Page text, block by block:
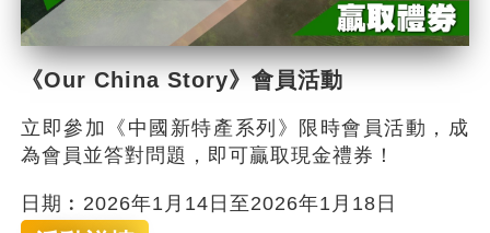
《Our China Story》會員活動
立即參加《中國新特產系列》限時會員活動，成
為會員並答對問題，即可贏取現金禮券！
日期︰2026年1月14日至2026年1月18日